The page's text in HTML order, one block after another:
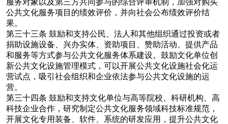
服务对象以及第三方共同参与的综合评审机制，加强对购买
公共文化服务项目的绩效评价，并向社会公布绩效评价结
果。
第三十三条 鼓励和支持公民、法人和其他组织通过投资或者
捐助设施设备、兴办实体、资助项目、赞助活动、提供产品
和服务等方式参与公共文化服务体系建设。鼓励文化单位创
新公共文化设施管理模式，可以开展公共文化设施社会化运
营试点，吸引社会组织和企业依法参与公共文化设施的运
营。
第三十四条 鼓励和支持文化单位与高等院校、科研机构、高
科技企业合作，研究制定公共文化服务领域科技标准规范，
开展文化专用装备、软件、系统的研发应用，提升公共文化